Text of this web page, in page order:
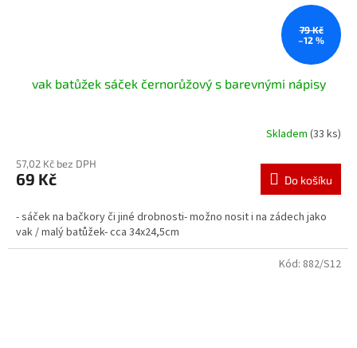
79 Kč
–12 %
vak batůžek sáček černorůžový s barevnými nápisy
Skladem (33 ks)
57,02 Kč bez DPH
69 Kč Do košíku
- sáček na bačkory či jiné drobnosti- možno nosit i na zádech jako
vak / malý batůžek- cca 34x24,5cm
Kód: 882/S12